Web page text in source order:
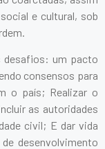
e cultural, sob
desafios: um pacto
consensos para
o país; Realizar o
as autoridades
civil; E dar vida
desenvolvimento